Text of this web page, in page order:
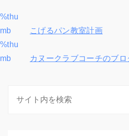
投
稿
ナ
%thu
mb
こげるパン教室計画
%thu
mb
カヌークラブコーチのブ